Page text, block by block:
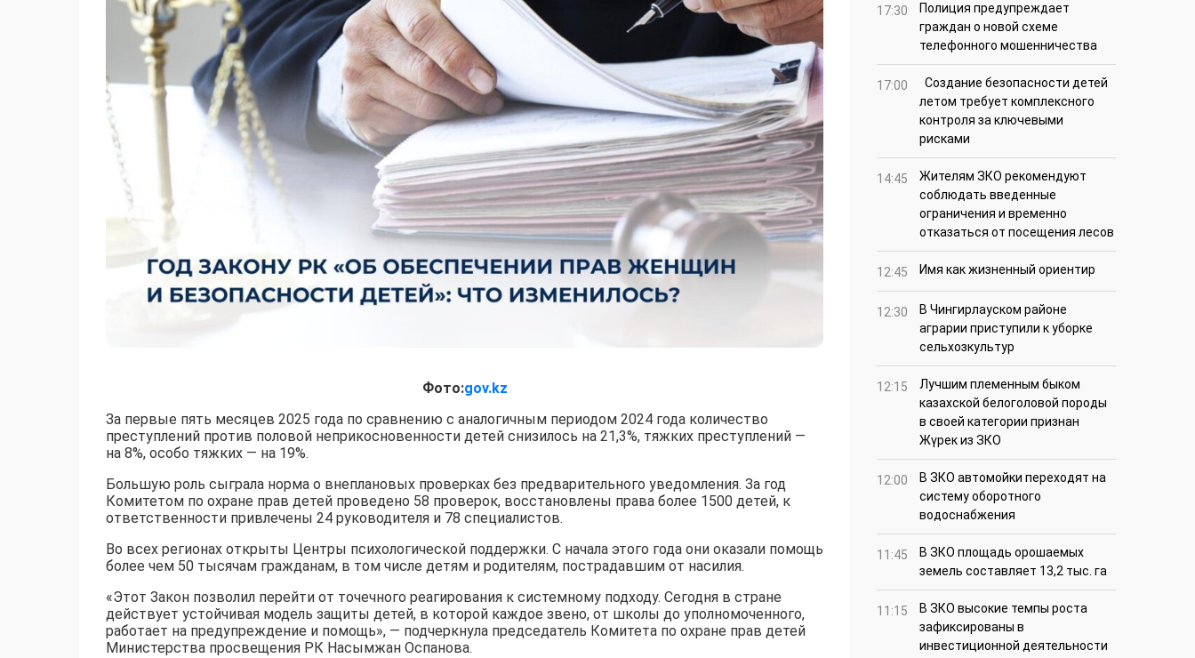
Фото:gov.kz
За первые пять месяцев 2025 года по сравнению с аналогичным периодом 2024 года количество
преступлений против половой неприкосновенности детей снизилось на 21,3%, тяжких преступлений —
на 8%, особо тяжких — на 19%.
Большую роль сыграла норма о внеплановых проверках без предварительного уведомления. За год
Комитетом по охране прав детей проведено 58 проверок, восстановлены права более 1500 детей, к
ответственности привлечены 24 руководителя и 78 специалистов.
Во всех регионах открыты Центры психологической поддержки. С начала этого года они оказали помощь
более чем 50 тысячам гражданам, в том числе детям и родителям, пострадавшим от насилия.
«Этот Закон позволил перейти от точечного реагирования к системному подходу. Сегодня в стране
действует устойчивая модель защиты детей, в которой каждое звено, от школы до уполномоченного,
работает на предупреждение и помощь», — подчеркнула председатель Комитета по охране прав детей
Министерства просвещения РК Насымжан Оспанова.
17:30
Полиция предупреждает
граждан о новой схеме
телефонного мошенничества
17:00
Создание безопасности детей
летом требует комплексного
контроля за ключевыми
рисками
14:45
Жителям ЗКО рекомендуют
соблюдать введенные
ограничения и временно
отказаться от посещения лесов
12:45 Имя как жизненный ориентир
12:30
В Чингирлауском районе
аграрии приступили к уборке
сельхозкультур
12:15
Лучшим племенным быком
казахской белоголовой породы
в своей категории признан
Жүрек из ЗКО
12:00
В ЗКО автомойки переходят на
систему оборотного
водоснабжения
11:45
В ЗКО площадь орошаемых
земель составляет 13,2 тыс. га
11:15
В ЗКО высокие темпы роста
зафиксированы в
инвестиционной деятельности